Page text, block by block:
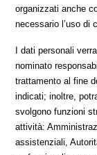
organizzati anche
necessario l’uso di
I dati personali
nominato
trattamento al fine
indicati; inoltre,
svolgono funzioni
attività:
assistenziali,